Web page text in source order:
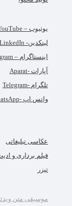
یوتیوب – YouTube
لینکدین- LinkedIn
اینستاگرام – Instagram
آپارات -Aparat
تلگرام -Telegram
واتس اپ -WhatsApp
عکاسی تبلیغاتی
فیلم برداری و
تیزر
موسیقی متن